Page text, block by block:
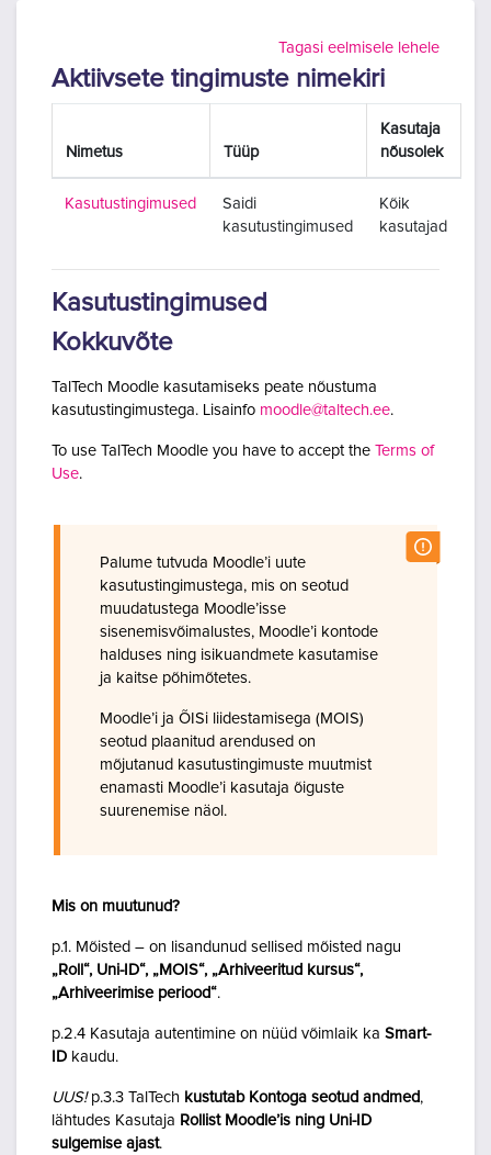
Tagasi eelmisele lehele
Aktiivsete tingimuste nimekiri
Nimetus Tüüp
Kasutaja
nõusolek
Kasutustingimused
Saidi
kasutustingimused
Kõik
kasutajad
Kasutustingimused
Kokkuvõte
TalTech Moodle kasutamiseks peate nõustuma
kasutustingimustega. Lisainfo moodle@taltech.ee.
To use TalTech Moodle you have to accept the Terms of
Use.
Palume tutvuda Moodle’i uute
kasutustingimustega, mis on seotud
muudatustega Moodle’isse
sisenemisvõimalustes, Moodle’i kontode
halduses ning isikuandmete kasutamise
ja kaitse põhimõtetes.
Moodle’i ja ÕISi liidestamisega (MOIS)
seotud plaanitud arendused on
mõjutanud kasutustingimuste muutmist
enamasti Moodle’i kasutaja õiguste
suurenemise näol.
Mis on muutunud?
p.1. Mõisted – on lisandunud sellised mõisted nagu
„Roll“, Uni-ID“, „MOIS“, „Arhiveeritud kursus“,
„Arhiveerimise periood“.
p.2.4 Kasutaja autentimine on nüüd võimlaik ka Smart-
ID kaudu.
UUS!p.3.3 TalTech kustutab Kontoga seotud andmed,
lähtudes Kasutaja Rollist Moodle’is ning Uni-ID
sulgemise ajast.